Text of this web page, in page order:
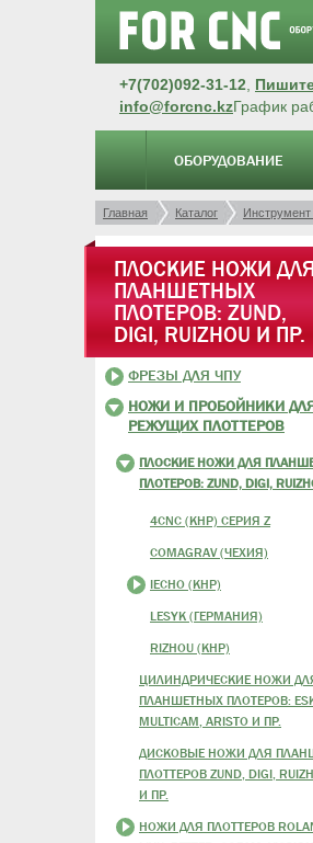
+7(702)092-31-12
info@forcnc.kzГрафик
ОБОРУДОВАНИЕ
Главная Каталог Инструмент
ПЛОСКИЕ НОЖИ
ПЛАНШЕТНЫХ
ПЛОТЕРОВ: ZUND,
DIGI, RUIZHOU И ПР.
ФРЕЗЫ ДЛЯ ЧПУ
НОЖИ И ПРОБОЙНИКИ
РЕЖУЩИХ ПЛОТТЕРОВ
ПЛОСКИЕ НОЖИ ДЛЯ
ПЛОТЕРОВ: ZUND, DIGI,
4CNC (КНР) СЕРИЯ Z
COMAGRAV (ЧЕХИЯ)
IECHO (КНР)
LESYK (ГЕРМАНИЯ)
RIZHOU (КНР)
ЦИЛИНДРИЧЕСКИЕ НОЖИ
ПЛАНШЕТНЫХ ПЛОТЕРОВ:
MULTICAM, ARISTO И ПР.
ДИСКОВЫЕ НОЖИ ДЛЯ
ПЛОТТЕРОВ ZUND, DIGI,
И ПР.
НОЖИ ДЛЯ ПЛОТТЕРОВ